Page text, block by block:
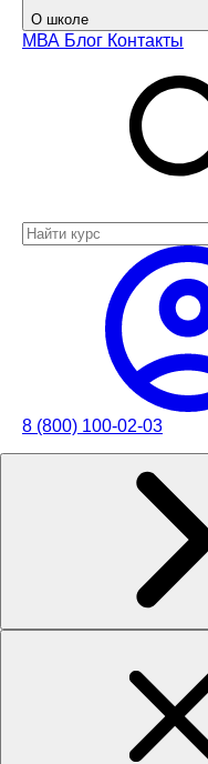
О школе
МВА Блог Контакты
8 (800) 100-02-03